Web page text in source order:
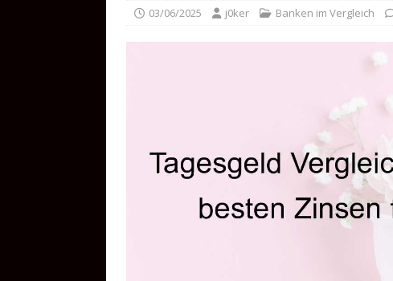
03/06/2025 j0ker Banken im Vergleich